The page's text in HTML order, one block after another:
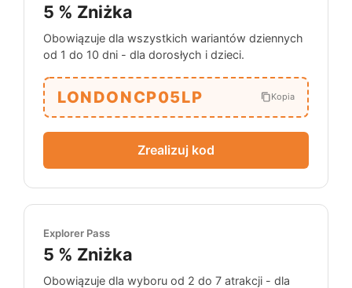
5 % Zniżka
Obowiązuje dla wszystkich wariantów dziennych
od 1 do 10 dni - dla dorosłych i dzieci.
LONDONCP05LP Kopia
Zrealizuj kod
Explorer Pass
5 % Zniżka
Obowiązuje dla wyboru od 2 do 7 atrakcji - dla